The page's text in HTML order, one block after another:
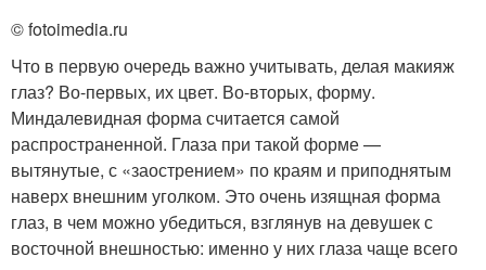
© fotoimedia.ru
Что в первую очередь важно учитывать, делая макияж
глаз? Во-первых, их цвет. Во-вторых, форму.
Миндалевидная форма считается самой
распространенной. Глаза при такой форме —
вытянутые, с «заострением» по краям и приподнятым
наверх внешним уголком. Это очень изящная форма
глаз, в чем можно убедиться, взглянув на девушек с
восточной внешностью: именно у них глаза чаще всего